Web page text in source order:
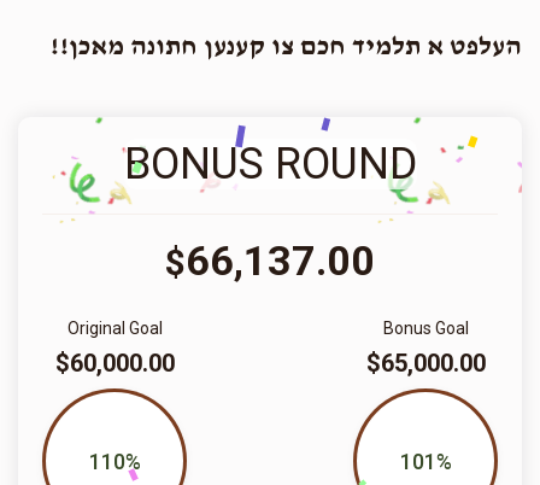
העלפט א תלמיד חכם צו קענען חתונה מאכן!!
BONUS ROUND
$66,137.00
Bonus Goal
$65,000.00
101%
Original Goal
$60,000.00
110%